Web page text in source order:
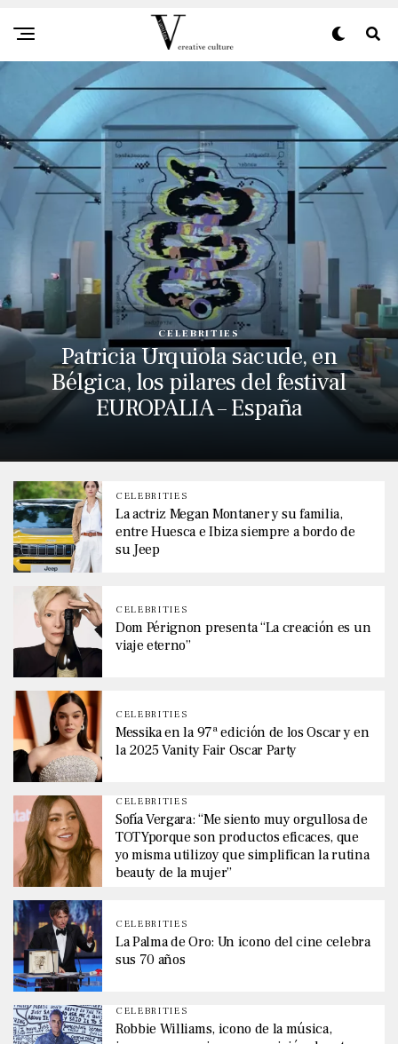
CELEBRITIES
Patricia Urquiola sacude, en
Bélgica, los pilares del festival
EUROPALIA – España
CELEBRITIES
La actriz Megan Montaner y su familia,
entre Huesca e Ibiza siempre a bordo de
su Jeep
CELEBRITIES
Sofía Vergara: “Me siento muy orgullosa de
TOTYporque son productos eficaces, que
yo misma utilizoy que simplifican la rutina
beauty de la mujer”
CELEBRITIES
Dom Pérignon presenta “La creación es un
viaje eterno”
CELEBRITIES
La Palma de Oro: Un icono del cine celebra
sus 70 años
CELEBRITIES
Messika en la 97ª edición de los Oscar y en
la 2025 Vanity Fair Oscar Party
CELEBRITIES
Robbie Williams, icono de la música,